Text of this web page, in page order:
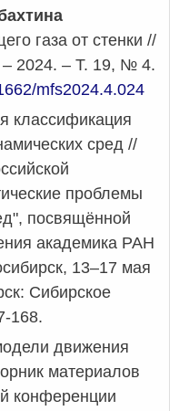
газа от стенки //
– 2024. – Т. 19, № 4.
mfs2024.4.024
классификация
сред //
проблемы
посвящённой
академика РАН
13–17 мая
Сибирское
168.
движения
материалов
конференции